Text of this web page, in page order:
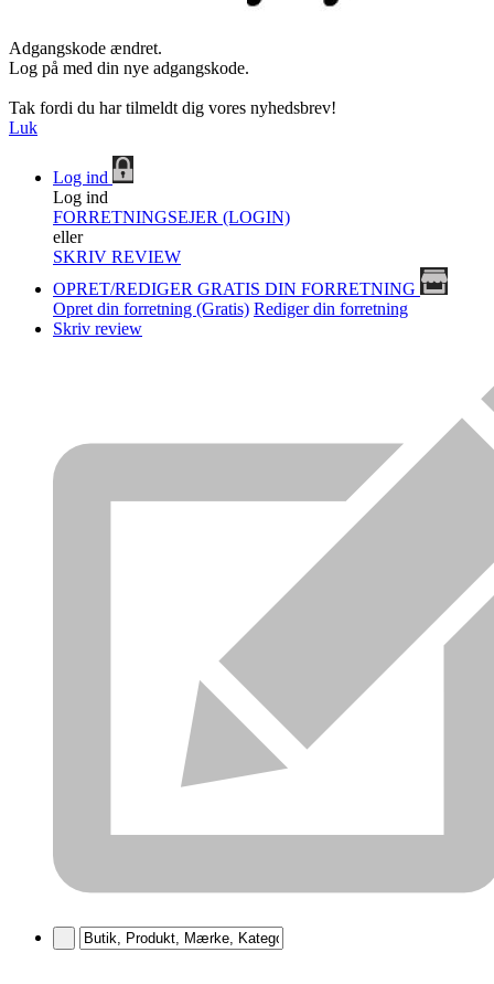
Adgangskode ændret.
Log på med din nye adgangskode.
Tak fordi du har tilmeldt dig vores nyhedsbrev!
Luk
Log ind
Log ind
FORRETNINGSEJER (LOGIN)
eller
SKRIV REVIEW
OPRET/REDIGER GRATIS DIN FORRETNING
Opret din forretning (Gratis) Rediger din forretning
Skriv review